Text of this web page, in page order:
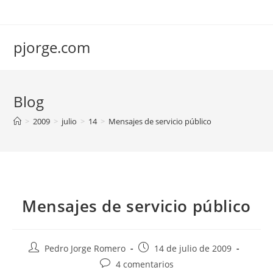
pjorge.com
Blog
> 2009 > julio > 14 > Mensajes de servicio público
Mensajes de servicio público
AutorPedro Jorge Romero
Publicación
de
14 de julio de 2009
Comentarios
4 comentarios